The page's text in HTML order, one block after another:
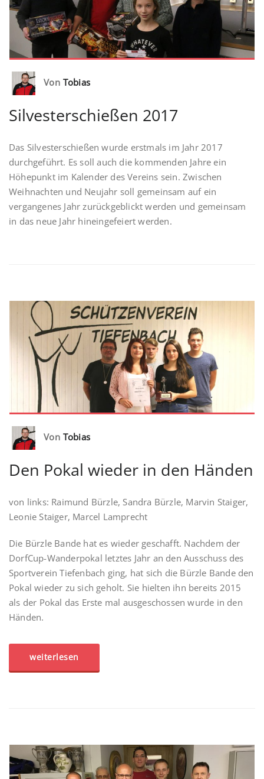
Von Tobias
Silvesterschießen 2017
Das Silvesterschießen wurde erstmals im Jahr 2017
durchgeführt. Es soll auch die kommenden Jahre ein
Höhepunkt im Kalender des Vereins sein. Zwischen
Weihnachten und Neujahr soll gemeinsam auf ein
vergangenes Jahr zurückgeblickt werden und gemeinsam
in das neue Jahr hineingefeiert werden.
Von Tobias
Den Pokal wieder in den Händen
von links: Raimund Bürzle, Sandra Bürzle, Marvin Staiger,
Leonie Staiger, Marcel Lamprecht
Die Bürzle Bande hat es wieder geschafft. Nachdem der
DorfCup-Wanderpokal letztes Jahr an den Ausschuss des
Sportverein Tiefenbach ging, hat sich die Bürzle Bande den
Pokal wieder zu sich geholt. Sie hielten ihn bereits 2015
als der Pokal das Erste mal ausgeschossen wurde in den
Händen.
weiterlesen